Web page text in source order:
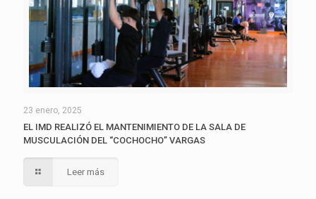
23 enero, 2025
EL IMD REALIZÓ EL MANTENIMIENTO DE LA SALA DE
MUSCULACIÓN DEL “COCHOCHO” VARGAS
Leer más